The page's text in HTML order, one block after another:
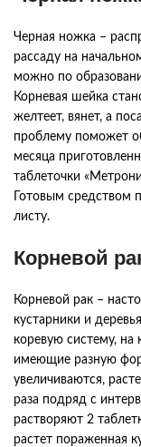
Черная ножка –
рассаду на
можно по
Корневая шейка
желтеет, вянет, а
проблему поможет
месяца
таблеточки «
Готовым средством
листу.
Корневой
Корневой рак –
кустарники и деревья
коревую систему, на
имеющие разную
увеличиваются,
раза подряд с
растворяют 2
растет пораженная